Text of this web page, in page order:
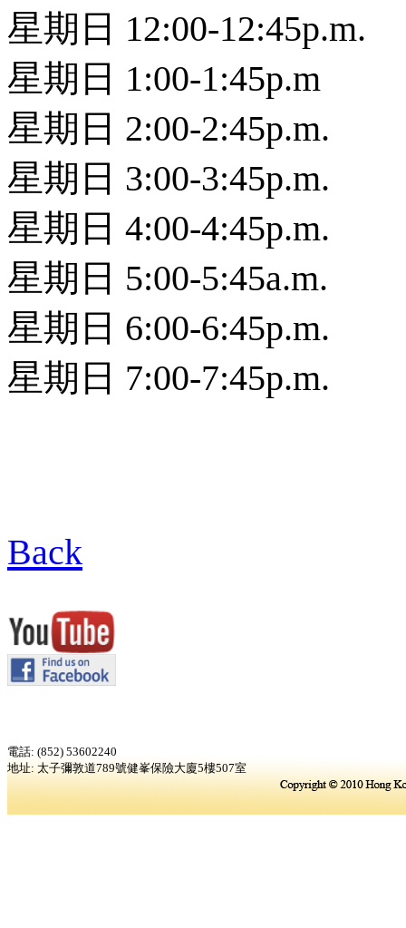
星期日 12:00-12:45p.m.
星期日 1:00-1:45p.m
星期日 2:00-2:45p.m.
星期日 3:00-3:45p.m.
星期日 4:00-4:45p.m.
星期日 5:00-5:45a.m.
星期日 6:00-6:45p.m.
星期日 7:00-7:45p.m.
Back
電話: (852) 53602240
地址: 太子彌敦道789號健峯保險大廈5樓507室